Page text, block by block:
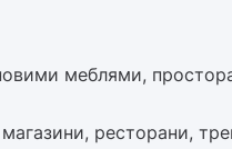
меблями,
ресторани,